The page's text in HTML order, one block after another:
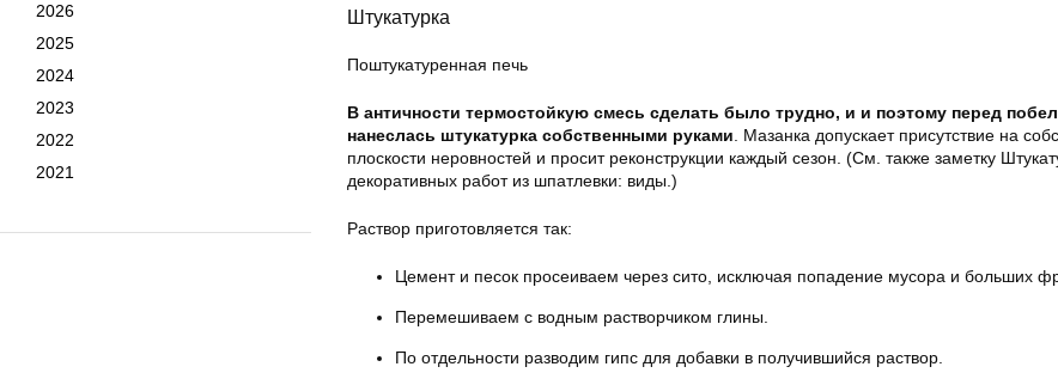
2026
2025
2024
2023
2022
2021
Штукатурка
Поштукатуренная печь
В античности термостойкую смесь сделать было трудно, и и поэтому перед
нанеслась штукатурка собственными руками. Мазанка допускает присутствие на
плоскости неровностей и просит реконструкции каждый сезон. (См. также заметку
декоративных работ из шпатлевки: виды.)
Раствор приготовляется так:
Цемент и песок просеиваем через сито, исключая попадение мусора и больших
Перемешиваем с водным растворчиком глины.
По отдельности разводим гипс для добавки в получившийся раствор.